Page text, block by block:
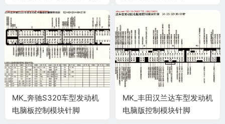
MK_奔驰S320车型发动机
电脑板控制模块针脚
MK_丰田汉兰达车型发动机
电脑版控制模块针脚